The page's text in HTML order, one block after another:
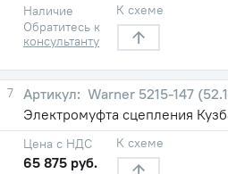
Наличие
Обратитесь к
консультанту
К схеме
7
Warner 5215-147
Электромуфта сцепления
Цена с НДС
65 875 руб.
К схеме